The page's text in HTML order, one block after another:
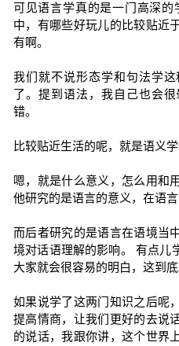
可见语言学真的是一门高深
中，有哪些好玩儿的比较贴近
有啊。
我们就不说形态学和句法学
了。提到语法，我自己也会
错。
比较贴近生活的呢，就是语义学
嗯，就是什么意义，怎么用和
他研究的是语言的意义，在语言
而后者研究的是语言在语境当
境对话语理解的影响。 有点儿
大家就会很容易的明白，这到底
如果说学了这两门知识之后呢
提高情商，让我们更好的去说
的说话，我跟你讲，这个世界